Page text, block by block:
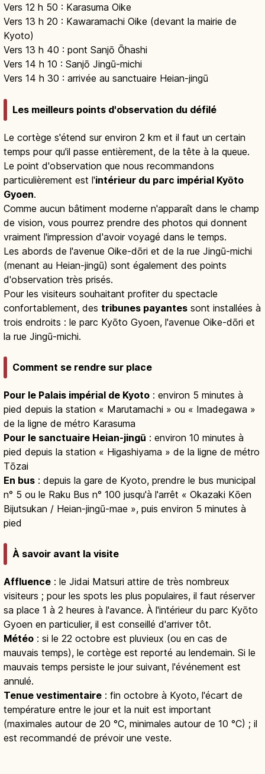
Vers 12 h 50 : Karasuma Oike
Vers 13 h 20 : Kawaramachi Oike (devant la mairie de
Kyoto)
Vers 13 h 40 : pont Sanjō Ōhashi
Vers 14 h 10 : Sanjō Jingū-michi
Vers 14 h 30 : arrivée au sanctuaire Heian-jingū
Les meilleurs points d'observation du défilé
Le cortège s'étend sur environ 2 km et il faut un certain
temps pour qu'il passe entièrement, de la tête à la queue.
Le point d'observation que nous recommandons
particulièrement est l'intérieur du parc impérial Kyōto
Gyoen.
Comme aucun bâtiment moderne n'apparaît dans le champ
de vision, vous pourrez prendre des photos qui donnent
vraiment l'impression d'avoir voyagé dans le temps.
Les abords de l'avenue Oike-dōri et de la rue Jingū-michi
(menant au Heian-jingū) sont également des points
d'observation très prisés.
Pour les visiteurs souhaitant profiter du spectacle
confortablement, des tribunes payantes sont installées à
trois endroits : le parc Kyōto Gyoen, l'avenue Oike-dōri et
la rue Jingū-michi.
Comment se rendre sur place
Pour le Palais impérial de Kyoto : environ 5 minutes à
pied depuis la station « Marutamachi » ou « Imadegawa »
de la ligne de métro Karasuma
Pour le sanctuaire Heian-jingū : environ 10 minutes à
pied depuis la station « Higashiyama » de la ligne de métro
Tōzai
En bus : depuis la gare de Kyoto, prendre le bus municipal
n° 5 ou le Raku Bus n° 100 jusqu'à l'arrêt « Okazaki Kōen
Bijutsukan / Heian-jingū-mae », puis environ 5 minutes à
pied
À savoir avant la visite
Affluence : le Jidai Matsuri attire de très nombreux
visiteurs ; pour les spots les plus populaires, il faut réserver
sa place 1 à 2 heures à l'avance. À l'intérieur du parc Kyōto
Gyoen en particulier, il est conseillé d'arriver tôt.
Météo : si le 22 octobre est pluvieux (ou en cas de
mauvais temps), le cortège est reporté au lendemain. Si le
mauvais temps persiste le jour suivant, l'événement est
annulé.
Tenue vestimentaire : fin octobre à Kyoto, l'écart de
température entre le jour et la nuit est important
(maximales autour de 20 °C, minimales autour de 10 °C) ; il
est recommandé de prévoir une veste.